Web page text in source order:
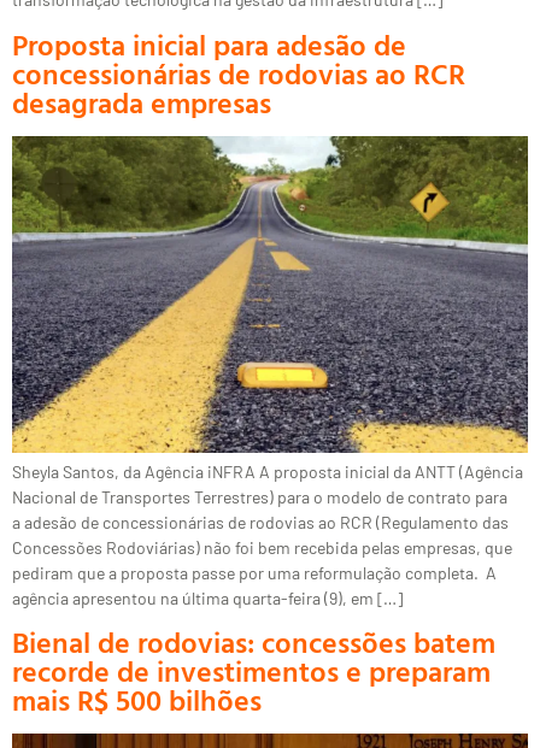
Proposta inicial para adesão de
concessionárias de rodovias ao RCR
desagrada empresas
Sheyla Santos, da Agência iNFRA A proposta inicial da ANTT (Agência
Nacional de Transportes Terrestres) para o modelo de contrato para
a adesão de concessionárias de rodovias ao RCR (Regulamento das
Concessões Rodoviárias) não foi bem recebida pelas empresas, que
pediram que a proposta passe por uma reformulação completa. A
agência apresentou na última quarta-feira (9), em […]
Bienal de rodovias: concessões batem
recorde de investimentos e preparam
mais R$ 500 bilhões